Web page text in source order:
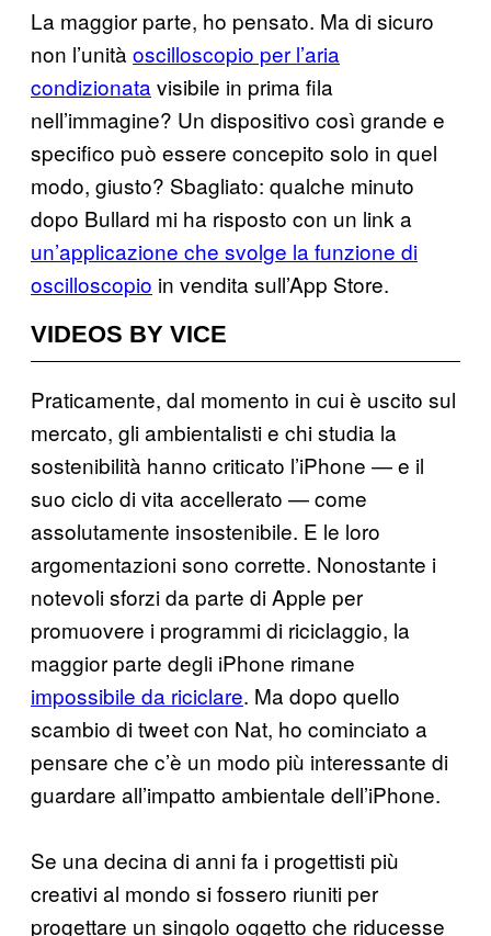
La maggior parte, ho pensato. Ma di sicuro
non l’unità oscilloscopio per l’aria
condizionata visibile in prima fila
nell’immagine? Un dispositivo così grande e
specifico può essere concepito solo in quel
modo, giusto? Sbagliato: qualche minuto
dopo Bullard mi ha risposto con un link a
un’applicazione che svolge la funzione di
oscilloscopio in vendita sull’App Store.
VIDEOS BY VICE
Praticamente, dal momento in cui è uscito sul
mercato, gli ambientalisti e chi studia la
sostenibilità hanno criticato l’iPhone — e il
suo ciclo di vita accellerato — come
assolutamente insostenibile. E le loro
argomentazioni sono corrette. Nonostante i
notevoli sforzi da parte di Apple per
promuovere i programmi di riciclaggio, la
maggior parte degli iPhone rimane
impossibile da riciclare. Ma dopo quello
scambio di tweet con Nat, ho cominciato a
pensare che c’è un modo più interessante di
guardare all’impatto ambientale dell’iPhone.
Se una decina di anni fa i progettisti più
creativi al mondo si fossero riuniti per
progettare un singolo oggetto che riducesse